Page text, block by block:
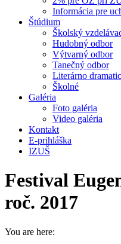
Informácia pre
Štúdium
Školský
Hudobný odbor
Výtvarný odbor
Tanečný odbor
Literárno
Školné
Galéria
Foto galéria
Video galéria
Kontakt
E-prihláška
IZUŠ
Festival
roč. 2017
You are here: